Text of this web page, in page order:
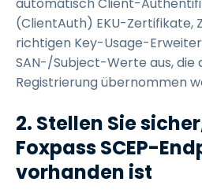
(ClientAuth) EKU-Zertifikate,
richtigen Key-Usage-
SAN-/Subject-Werte aus, die
Registrierung übernommen
2. Stellen Sie
Foxpass SCEP-
vorhanden ist